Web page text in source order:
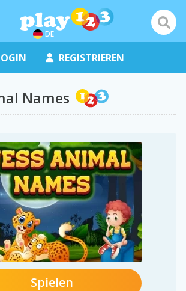
DE
REGISTRIEREN
Names
Spielen